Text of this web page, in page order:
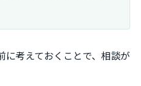
に考えておくことで、相談が